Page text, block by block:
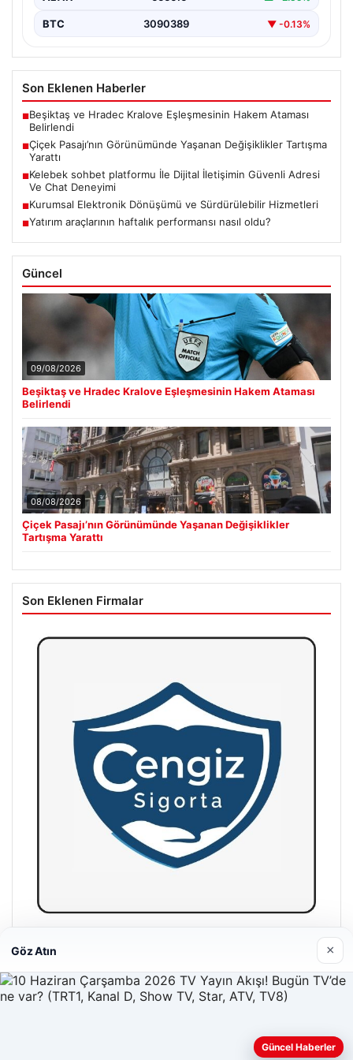
BTC 3090389 ▼ -0.13%
Son Eklenen Haberler
■Beşiktaş ve Hradec Kralove Eşleşmesinin Hakem Ataması
Belirlendi
■Çiçek Pasajı’nın Görünümünde Yaşanan Değişiklikler Tartışma
Yarattı
■Kelebek sohbet platformu İle Dijital İletişimin Güvenli Adresi
Ve Chat Deneyimi
■Kurumsal Elektronik Dönüşümü ve Sürdürülebilir Hizmetleri
■Yatırım araçlarının haftalık performansı nasıl oldu?
Güncel
09/08/2026
Beşiktaş ve Hradec Kralove Eşleşmesinin Hakem Ataması
Belirlendi
08/08/2026
Çiçek Pasajı’nın Görünümünde Yaşanan Değişiklikler
Tartışma Yarattı
Son Eklenen Firmalar
Hastaş Beton
Web sitemizi nasıl kullandığınızı daha iyi anlayabilmek,
Göz Atın ×
Güncel Haberler